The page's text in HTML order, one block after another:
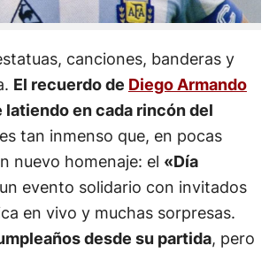
canciones, banderas y
El recuerdo de Diego Armando
en cada rincón del
tan inmenso que, en pocas
nuevo homenaje: el «Día
evento solidario con invitados
en vivo y muchas sorpresas.
desde su partida, pero